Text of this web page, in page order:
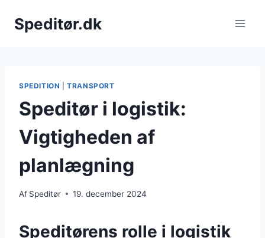
Speditør.dk
SPEDITION |TRANSPORT
Speditør i logistik:
Vigtigheden af
planlægning
Af Speditør 19. december 2024
Speditørens rolle i logistik